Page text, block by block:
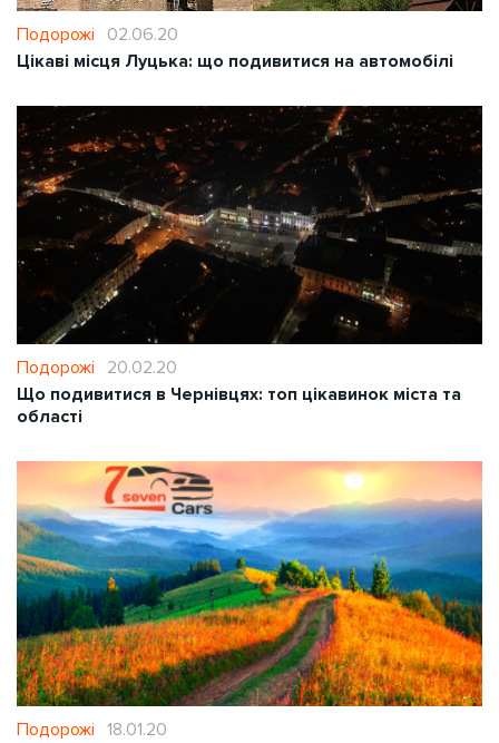
Подорожі
02.06.20
Цікаві місця Луцька: що подивитися на автомобілі
Подорожі
20.02.20
Що подивитися в Чернівцях: топ цікавинок міста та
області
Подорожі 18.01.20